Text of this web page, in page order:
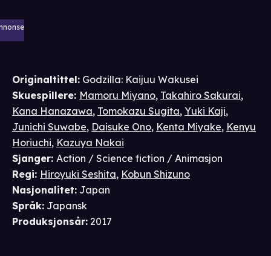
Originaltittel: Godzilla: Kaijuu Wakusei
Skuespillere: Mamoru Miyano, Takahiro Sakurai,
Kana Hanazawa, Tomokazu Sugita, Yuki Kaji,
Junichi Suwabe, Daisuke Ono, Kenta Miyake, Kenyu
Horiuchi, Kazuya Nakai
Sjanger: Action / Science fiction / Animasjon
Regi: Hiroyuki Seshita, Kobun Shizuno
Nasjonalitet: Japan
Språk: Japansk
Produksjonsår: 2017